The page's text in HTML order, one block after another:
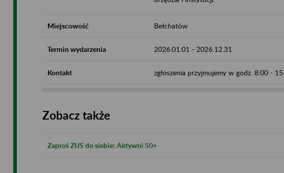
Miejscowość Bełchatów
Termin wydarzenia 2026.01.01 - 2026.12.31
Kontakt zgłoszenia przyjmujemy w godz. 8:00 -
Zobacz także
Zaproś ZUS do siebie: Aktywni 50+